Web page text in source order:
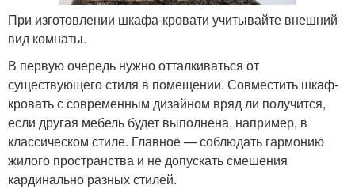
При изготовлении шкафа-кровати учитывайте внешний
вид комнаты.
В первую очередь нужно отталкиваться от
существующего стиля в помещении. Совместить шкаф-
кровать с современным дизайном вряд ли получится,
если другая мебель будет выполнена, например, в
классическом стиле. Главное — соблюдать гармонию
жилого пространства и не допускать смешения
кардинально разных стилей.